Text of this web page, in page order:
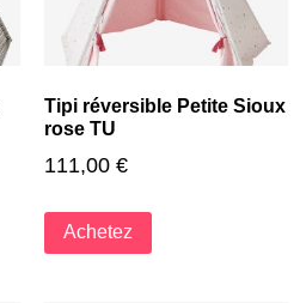
Tipi réversible Petite Sioux
rose TU
111,00 €
Achetez